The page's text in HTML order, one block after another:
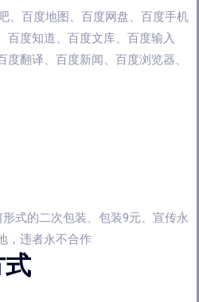
、百度地图、百度网盘、百度手机
百度知道、百度文库、百度输入
翻译、百度新闻、百度浏览器、
式的二次包装、包装9元、宣传永
，违者永不合作